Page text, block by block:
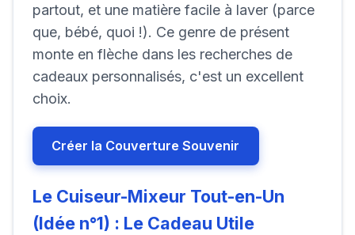
partout, et une matière facile à laver (parce
que, bébé, quoi !). Ce genre de présent
monte en flèche dans les recherches de
cadeaux personnalisés, c'est un excellent
choix.
Créer la Couverture Souvenir
Le Cuiseur-Mixeur Tout-en-Un
(Idée n°1) : Le Cadeau Utile